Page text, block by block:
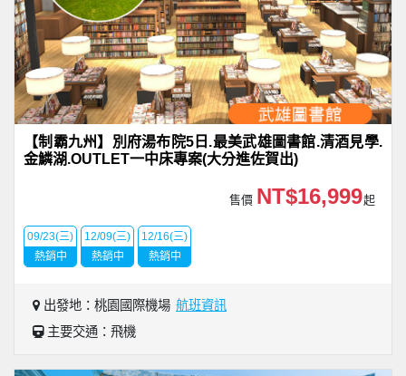
【制霸九州】別府湯布院5日.最美武雄圖書館.清酒見學.
金鱗湖.OUTLET一中床專案(大分進佐賀出)
售價 NT$16,999起
09/23(三)
熱銷中
12/09(三)
熱銷中
12/16(三)
熱銷中
出發地：桃園國際機場 航班資訊
主要交通：飛機